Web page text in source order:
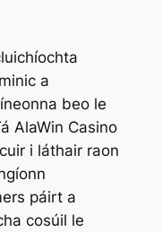
a
beo le
AlaWin Casino
i láthair raon
páirt a
cosúil le